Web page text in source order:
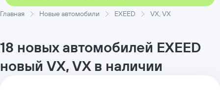
Главная Новые автомобили EXEED VX, VX
18 новых автомобилей EXEED
новый VX, VX в наличии